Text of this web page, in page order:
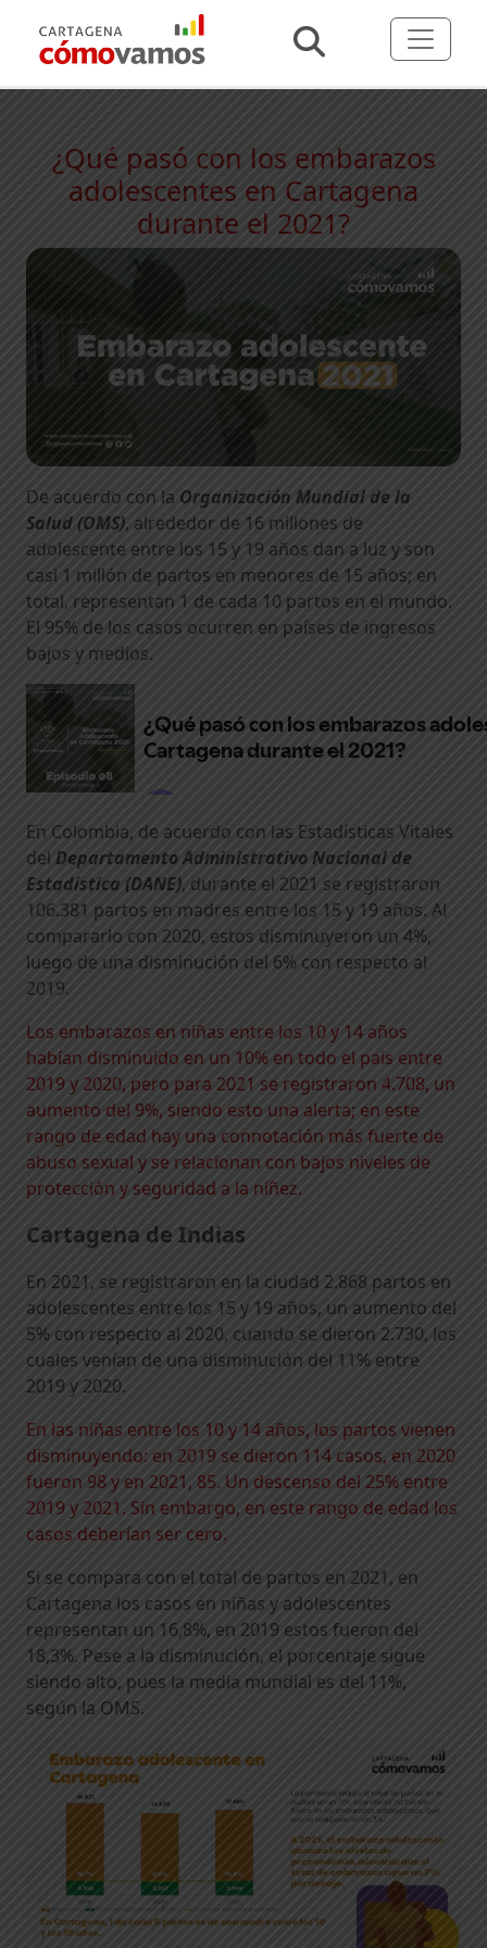
¿Qué pasó con los embarazos
adolescentes en Cartagena
durante el 2021?
De acuerdo con la Organización Mundial de la
Salud (OMS), alrededor de 16 millones de
adolescente entre los 15 y 19 años dan a luz y son
casi 1 millón de partos en menores de 15 años; en
total, representan 1 de cada 10 partos en el mundo.
El 95% de los casos ocurren en países de ingresos
bajos y medios.
En Colombia, de acuerdo con las Estadísticas Vitales
del Departamento Administrativo Nacional de
Estadística (DANE), durante el 2021 se registraron
106.381 partos en madres entre los 15 y 19 años. Al
compararlo con 2020, estos disminuyeron un 4%,
luego de una disminución del 6% con respecto al
2019.
Los embarazos en niñas entre los 10 y 14 años
habían disminuido en un 10% en todo el país entre
2019 y 2020, pero para 2021 se registraron 4.708, un
aumento del 9%, siendo esto una alerta; en este
rango de edad hay una connotación más fuerte de
abuso sexual y se relacionan con bajos niveles de
protección y seguridad a la niñez.
Cartagena de Indias
En 2021, se registraron en la ciudad 2.868 partos en
adolescentes entre los 15 y 19 años, un aumento del
5% con respecto al 2020, cuando se dieron 2.730, los
cuales venían de una disminución del 11% entre
2019 y 2020.
En las niñas entre los 10 y 14 años, los partos vienen
disminuyendo: en 2019 se dieron 114 casos, en 2020
fueron 98 y en 2021, 85. Un descenso del 25% entre
2019 y 2021. Sin embargo, en este rango de edad los
casos deberían ser cero.
Si se compara con el total de partos en 2021, en
Cartagena los casos en niñas y adolescentes
representan un 16,8%, en 2019 estos fueron del
18,3%. Pese a la disminución, el porcentaje sigue
siendo alto, pues la media mundial es del 11%,
según la OMS.